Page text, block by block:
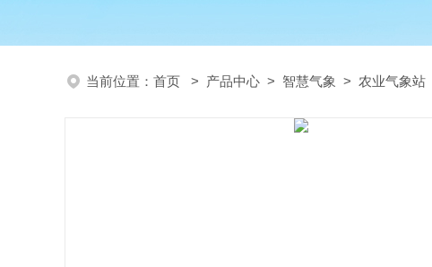
当前位置： 首页 > 产品中心 > 智慧气象 > 农业气象站